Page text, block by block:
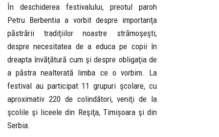
În deschiderea festivalului, preotul paroh
Petru Berbentia a vorbit despre importanţa
păstrării tradiţiilor noastre strămoşeşti,
despre necesitatea de a educa pe copii în
dreapta învăţătură cum şi despre obligaţia de
a păstra nealterată limba ce o vorbim. La
festival au participat 11 grupuri şcolare, cu
aproximativ 220 de colindători, veniţi de la
şcolile şi liceele din Reşiţa, Timișoara şi din
Serbia.